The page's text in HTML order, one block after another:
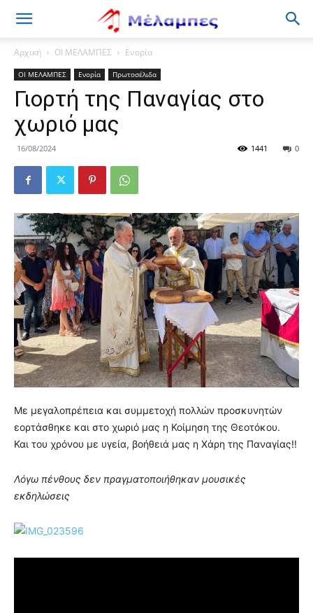
Μέλαμπες
Αρχική ΟΙ ΜΕΛΑΜΠΕΣ Ενορία
ΟΙ ΜΕΛΑΜΠΕΣ Ενορία Πρωτοσέλιδα
Γιορτή της Παναγίας στο
χωριό μας
16/08/2024 0
1441
Με μεγαλοπρέπεια και συμμετοχή πολλών προσκυνητών
εορτάσθηκε και στο χωριό μας η Κοίμηση της Θεοτόκου.
Και του χρόνου με υγεία, βοήθειά μας η Χάρη της Παναγίας!!
Λόγω πένθους δεν πραγματοποιήθηκαν μουσικές
εκδηλώσεις